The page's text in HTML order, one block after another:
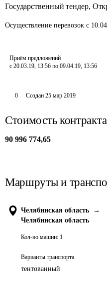
Государственный тендер,
Осуществление перевозок с
Приём предложений
с 20.03.19, 13:56 по 09.04.19, 13:56
0 Создан 25 мар 2019
Стоимость контракта
90 996 774,65
Маршруты и
Челябинская область
→
Челябинская область
Кол-во машин: 1
Варианты транспорта
тентованный